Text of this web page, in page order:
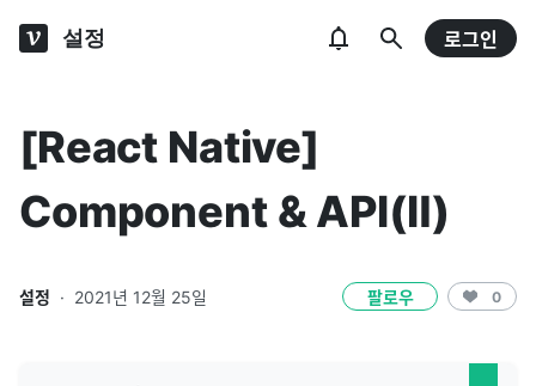
설정 로그인
[React Native]
Component & API(Ⅱ)
설정 · 2021년 12월 25일 팔로우 0